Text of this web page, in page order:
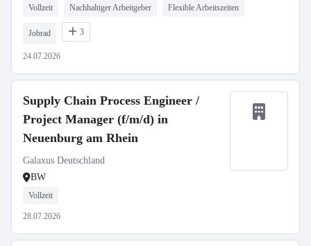
Vollzeit Nachhaltiger Arbeitgeber Flexible Arbeitszeiten
Jobrad 3
24.07.2026
Supply Chain Process Engineer /
Project Manager (f/m/d) in
Neuenburg am Rhein
Galaxus Deutschland
BW
Vollzeit
28.07.2026